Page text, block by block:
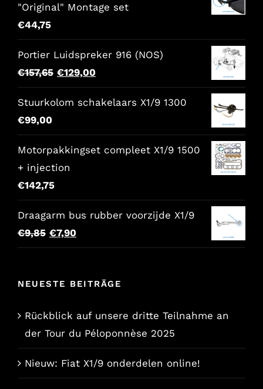
"Original" Montage set
€44,75
Portier Luidspreker 916 (NOS)
€157,65 Der
ursprüngliche
Preis
€129,00Der
aktuelle
Preis
Stuurkolom schakelaars X1/9 1300
€99,00
Motorpakkingset compleet X1/9 1500
+ injection
€142,75
Draagarm bus rubber voorzijde X1/9
€9,85 Der
ursprüngliche
war:
€7,90Der
aktuelle
lautet:
NEUESTE BEITRÄGE
Rückblick auf unsere dritte Teilnahme an
der Tour du Péloponnèse 2025
Nieuw: Fiat X1/9 onderdelen online!